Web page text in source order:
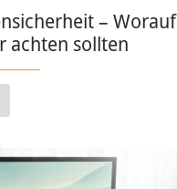
– Worauf
achten sollten